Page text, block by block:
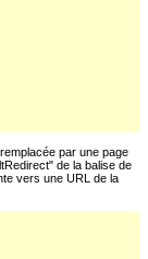
par une page
de la balise de
vers une URL de la